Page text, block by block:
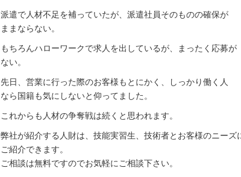
派遣で人材不足を補っていたが、派遣社員そのものの確保が
ままならない。
もちろんハローワークで求人を出しているが、まったく応募が
ない。
先日、営業に行った際のお客様もとにかく、しっかり働く人
なら国籍も気にしないと仰ってました。
これからも人材の争奪戦は続くと思われます。
弊社が紹介する人財は、技能実習生、技術者とお客様のニーズ
ご紹介できます。
ご相談は無料ですのでお気軽にご相談下さい。